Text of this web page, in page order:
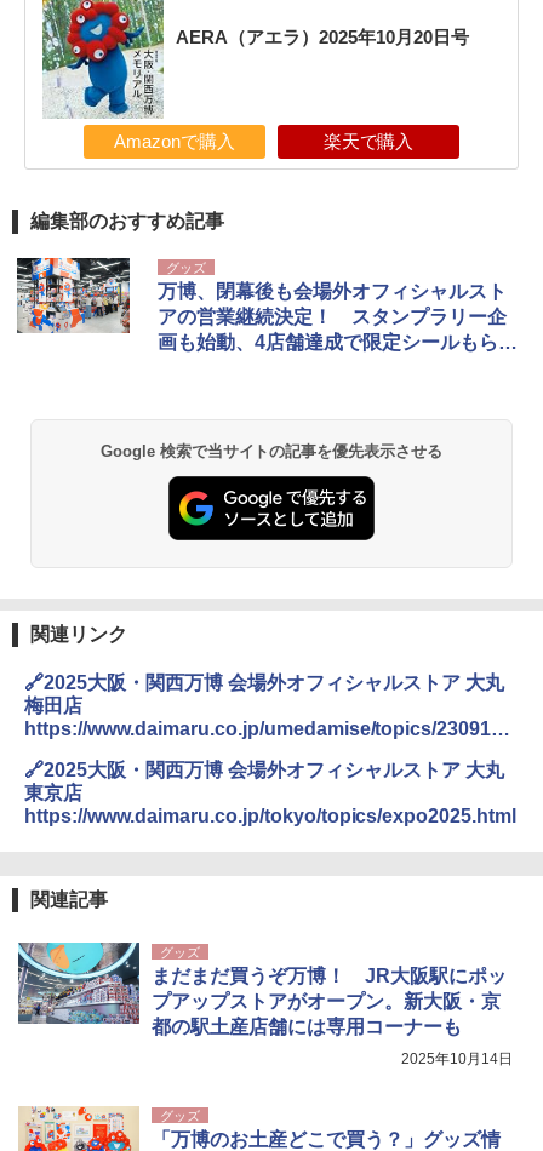
AERA（アエラ）2025年10月20日号
Amazonで購入 楽天で購入
編集部のおすすめ記事
グッズ
万博、閉幕後も会場外オフィシャルスト
アの営業継続決定！ スタンプラリー企
画も始動、4店舗達成で限定シールもらえ
Google 検索で当サイトの記事を優先表示させる
関連リンク
🔗2025大阪・関西万博 会場外オフィシャルストア 大丸
梅田店
https://www.daimaru.co.jp/umedamise/topics/230919e
🔗2025大阪・関西万博 会場外オフィシャルストア 大丸
東京店
https://www.daimaru.co.jp/tokyo/topics/expo2025.html
関連記事
グッズ
まだまだ買うぞ万博！ JR大阪駅にポッ
プアップストアがオープン。新大阪・京
都の駅土産店舗には専用コーナーも
2025年10月14日
グッズ
「万博のお土産どこで買う？」グッズ情